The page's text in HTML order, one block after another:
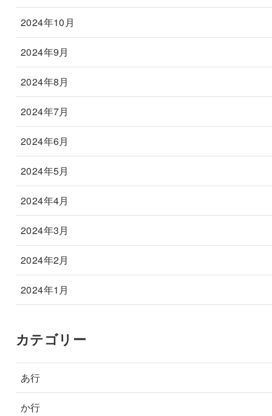
2024年10月
2024年9月
2024年8月
2024年7月
2024年6月
2024年5月
2024年4月
2024年3月
2024年2月
2024年1月
カテゴリー
あ行
か行